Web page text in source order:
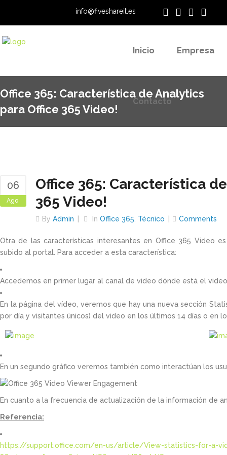
info@fiveshareit.es
Inicio Empresa
Contacto
Contacto
Office 365: Característica de Analytics
para Office 365 Video!
06
Ago
Office 365: Característica
365 Video!
By Admin In Office 365 Técnico Comments
Otra de las características interesantes en Office 365 Video
subido al portal. Para acceder a esta característica:
Accedemos en primer lugar al canal de video dónde está el
En la página del vídeo, veremos que hay una nueva sección
por día y visitantes únicos) del video en los últimos 14 días o en
En un segundo gráfico veremos también como interactúan los
En cuanto a la frecuencia de actualización de la información de
Referencia:
https://support.office.com/en-us/article/View-statistics-for-a-